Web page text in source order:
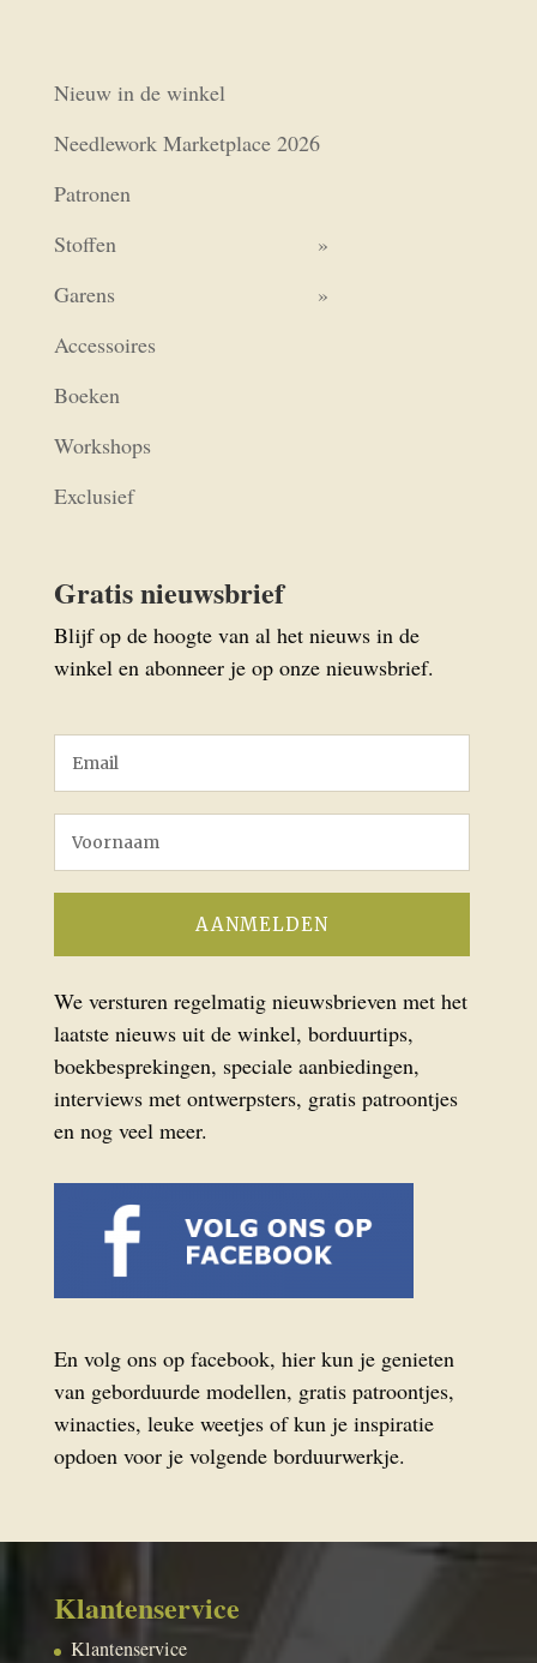
Nieuw in de winkel
Needlework Marketplace 2026
Patronen
Stoffen
Garens
Accessoires
Boeken
Workshops
Exclusief
Gratis nieuwsbrief
Blijf op de hoogte van al het nieuws in de
winkel en abonneer je op onze nieuwsbrief.
We versturen regelmatig nieuwsbrieven met het
laatste nieuws uit de winkel, borduurtips,
boekbesprekingen, speciale aanbiedingen,
interviews met ontwerpsters, gratis patroontjes
en nog veel meer.
En volg ons op facebook, hier kun je genieten
van geborduurde modellen, gratis patroontjes,
winacties, leuke weetjes of kun je inspiratie
opdoen voor je volgende borduurwerkje.
Klantenservice
Klantenservice